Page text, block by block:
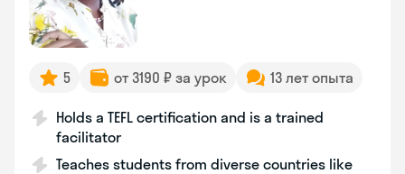
5 от 3190 ₽ за урок 13 лет опыта
Holds a TEFL certification and is a trained
facilitator
Teaches students from diverse countries like